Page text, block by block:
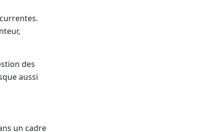
des
aussi
un cadre